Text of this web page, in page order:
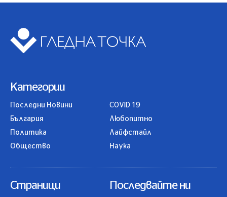
Категории
Последни Новини
България
Политика
Общество
COVID 19
Любопитно
Лайфстайл
Наука
Страници Последвайте ни